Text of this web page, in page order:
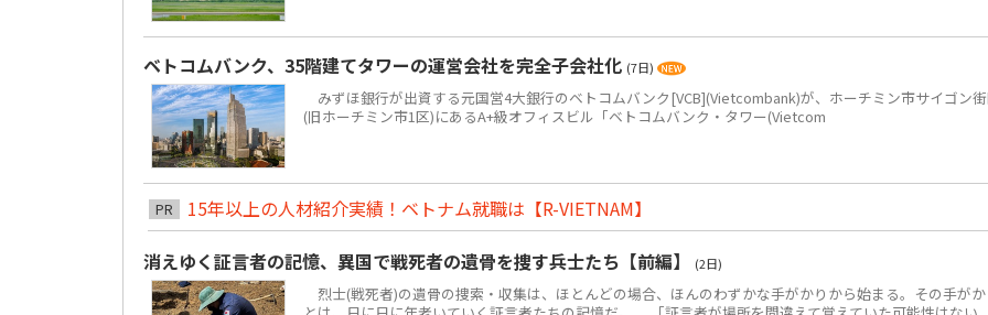
ベトコムバンク、35階建てタワーの運営会社を完全子会社化 (7日)
みずほ銀行が出資する元国営4大銀行のベトコムバンク[VCB](Vietcombank)が、ホーチミン市サイゴン
(旧ホーチミン市1区)にあるA+級オフィスビル「ベトコムバンク・タワー(Vietcom
PR
15年以上の人材紹介実績！ベトナム就職は【R-VIETNAM】
消えゆく証言者の記憶、異国で戦死者の遺骨を捜す兵士たち【前編】
(2日)
烈士(戦死者)の遺骨の捜索・収集は、ほとんどの場合、ほんのわずかな手がかりから始まる。その手が